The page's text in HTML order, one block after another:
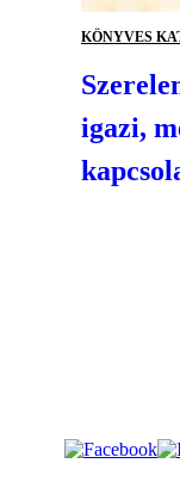
KÖNYVES
igazi,